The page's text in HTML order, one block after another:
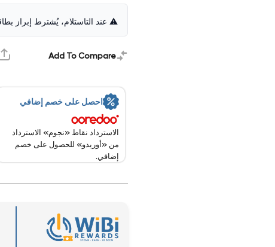
Fold 7 -
256GB /
RAM /
5G / 8.0"
Fold 7 -
256GB /
RAM /
5G / 8.0"
⚠️ عند التاستلام، يُشترط إبراز
Add To Compare
احصل على خصم إضافي
الاسترداد نقاط «نجوم» الاسترداد
من «أوريدو» للحصول على خصم
إضافي.